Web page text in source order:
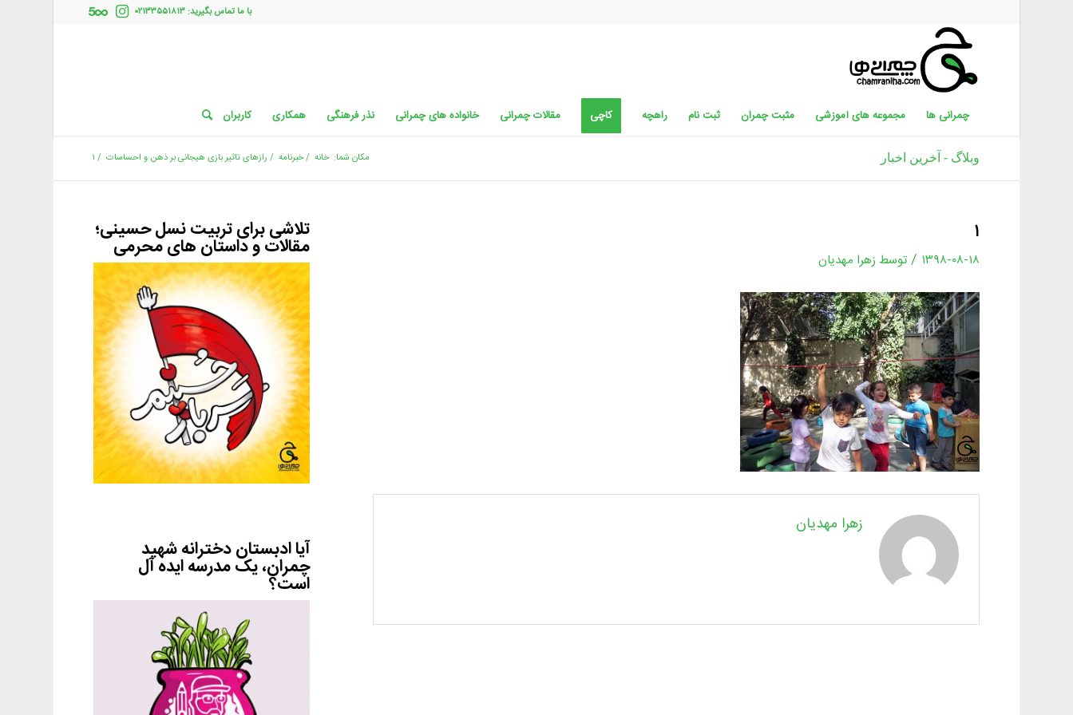
با ما تماس بگیرید: ۰۲۱۳۳۵۵۱۸۱۳
چمرانی ها مجموعه های آموزشی مثبت چمران ثبت نام راهچه کاچی مقالات چمرانی خانواده های چمرانی نذر فرهنگی همکاری کاربران
وبلاگ - آخرین اخبار مکان شما: خانه /خبرنامه / رازهای تاثیر بازی هیجانی بر ذهن و احساسات / ۱
۱
۱۳۹۸-۰۸-۱۸ / توسط زهرا مهدیان
زهرا مهدیان
تلاشی برای تربیت نسل حسینی؛
مقالات و داستان های محرمی
آیا ادبستان دخترانه شهید
چمران، یک مدرسه ایده آل
است؟